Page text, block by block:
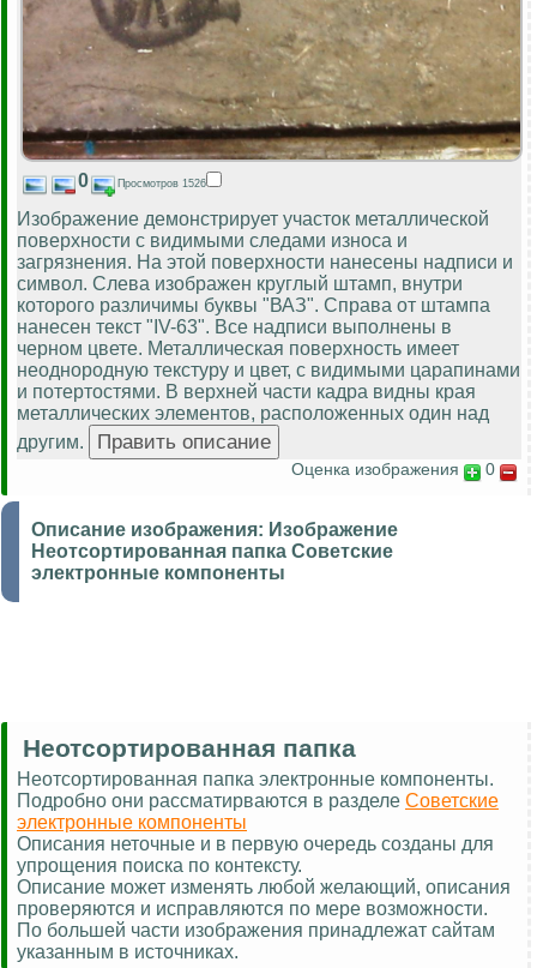
0 Просмотров 1526
Изображение демонстрирует участок металлической
поверхности с видимыми следами износа и
загрязнения. На этой поверхности нанесены надписи и
символ. Слева изображен круглый штамп, внутри
которого различимы буквы "ВАЗ". Справа от штампа
нанесен текст "IV-63". Все надписи выполнены в
черном цвете. Металлическая поверхность имеет
неоднородную текстуру и цвет, с видимыми царапинами
и потертостями. В верхней части кадра видны края
металлических элементов, расположенных один над
другим.
Оценка изображения 0
Описание изображения: Изображение
Неотсортированная папка Советские
электронные компоненты
Неотсортированная папка
Неотсортированная папка электронные компоненты.
Подробно они рассматирваются в разделе Советские
электронные компоненты
Описания неточные и в первую очередь созданы для
упрощения поиска по контексту.
Описание может изменять любой желающий, описания
проверяются и исправляются по мере возможности.
По большей части изображения принадлежат сайтам
указанным в источниках.